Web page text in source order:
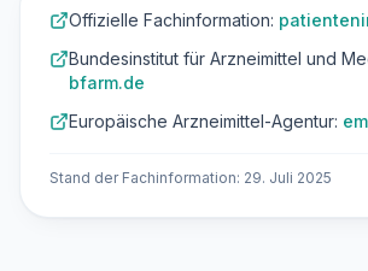
Offizielle Fachinformation:
Bundesinstitut für Arzneimittel und
bfarm.de
Europäische Arzneimittel-Agentur:
Stand der Fachinformation: 29. Juli 2025